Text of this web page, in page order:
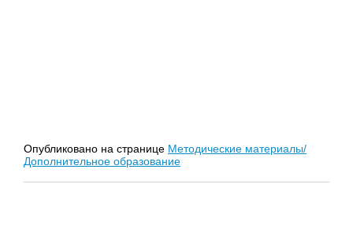
Опубликовано на странице Методические материалы/
Дополнительное образование